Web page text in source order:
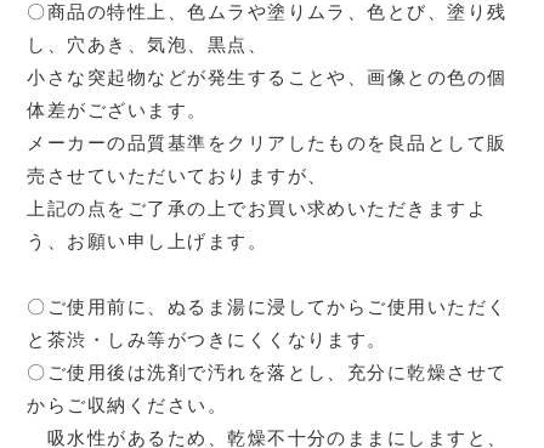
〇商品の特性上、色ムラや塗りムラ、色とび、塗り残
し、穴あき、気泡、黒点、
小さな突起物などが発生することや、画像との色の個
体差がございます。
メーカーの品質基準をクリアしたものを良品として販
売させていただいておりますが、
上記の点をご了承の上でお買い求めいただきますよ
う、お願い申し上げます。
〇ご使用前に、ぬるま湯に浸してからご使用いただく
と茶渋・しみ等がつきにくくなります。
〇ご使用後は洗剤で汚れを落とし、充分に乾燥させて
からご収納ください。
吸水性があるため、乾燥不十分のままにしますと、